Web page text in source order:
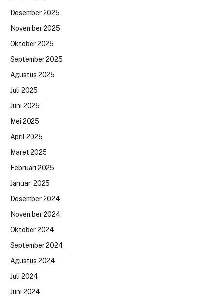
Desember 2025
November 2025
Oktober 2025
September 2025
Agustus 2025
Juli 2025
Juni 2025
Mei 2025
April 2025
Maret 2025
Februari 2025
Januari 2025
Desember 2024
November 2024
Oktober 2024
September 2024
Agustus 2024
Juli 2024
Juni 2024